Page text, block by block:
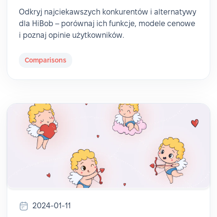
Odkryj najciekawszych konkurentów i alternatywy
dla HiBob – porównaj ich funkcje, modele cenowe
i poznaj opinie użytkowników.
Comparisons
2024-01-11